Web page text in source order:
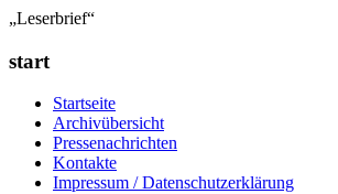
„Leserbrief“
start
Startseite
Archivübersicht
Pressenachrichten
Kontakte
Impressum / Datenschutzerklärung